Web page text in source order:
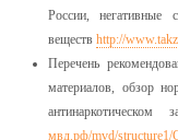
России, негативные
веществ http://
Перечень
материалов, обзор
антинаркотическом
мвд.рф/mvd/structure1/